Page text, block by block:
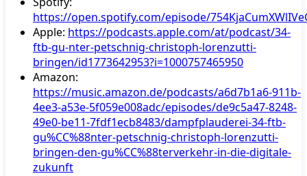
https://open.spotify.com/episode/
Apple: https://podcasts.apple.com/at/podcast/34-
ftb-gu-nter-petschnig-christoph-lorenzutti-
bringen/id1773642953?i=1000757465950
Amazon:
https://music.amazon.de/podcasts/a6d7b1a6-911b-
4ee3-a53e-5f059e008adc/episodes/de9c5a47-8248-
49e0-be11-7fdf1ecb8483/dampfplauderei-34-ftb-
gu%CC%88nter-petschnig-christoph-lorenzutti-
bringen-den-gu%CC%88terverkehr-in-die-digitale-
zukunft